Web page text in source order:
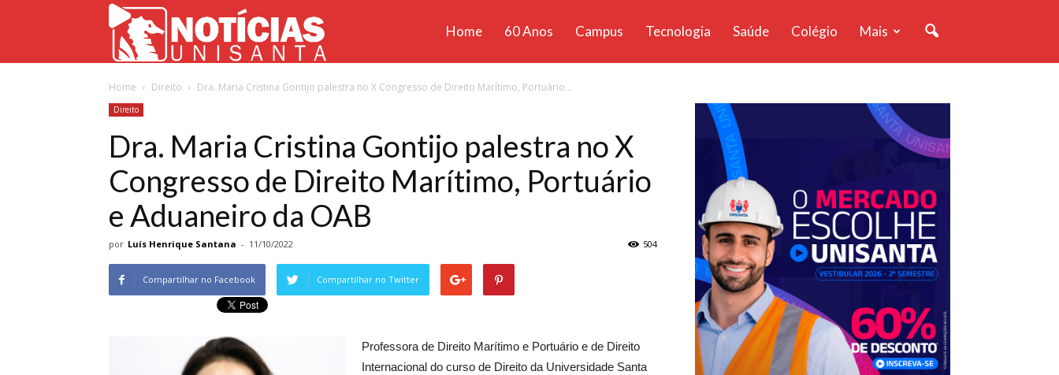
Unisanta
Home 60 Anos Campus Tecnologia Saúde Colégio Mais
Home Direito Dra. Maria Cristina Gontijo palestra no X Congresso de Direito Marítimo, Portuário...
Direito
Dra. Maria Cristina Gontijo palestra no X
Congresso de Direito Marítimo, Portuário
e Aduaneiro da OAB
por Luís Henrique Santana - 11/10/2022 504
Compartilhar no Facebook Compartilhar no Twitter
Professora de Direito Marítimo e Portuário e de Direito
Internacional do curso de Direito da Universidade Santa